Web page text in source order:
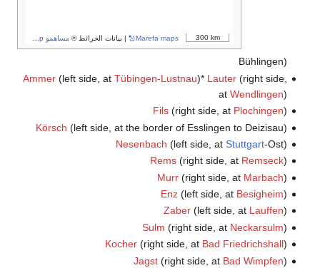
300 km
Marefa maps | بيانات الخرائط © مساهمو OpenStreetMap
Bühlingen)
Ammer(left side, at Tübingen-Lustnau)* Lauter(right side,
at Wendlingen)
Fils(right side, at Plochingen)
Körsch (left side, at the border of Esslingen to Deizisau)
Nesenbach (left side, at Stuttgart-Ost)
Rems(right side, at Remseck)
Murr(right side, at Marbach)
Enz(left side, at Besigheim)
Zaber(left side, at Lauffen)
Sulm (right side, at Neckarsulm)
Kocher(right side, at Bad Friedrichshall)
Jagst(right side, at Bad Wimpfen)